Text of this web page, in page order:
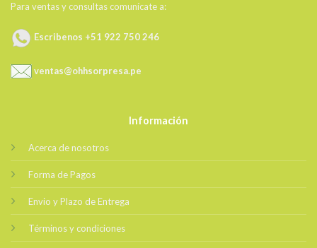
Para ventas y consultas comunícate a:
Escribenos +51 922 750 246
ventas@ohhsorpresa.pe
Información
Acerca de nosotros
Forma de Pagos
Envio y Plazo de Entrega
Términos y condiciones